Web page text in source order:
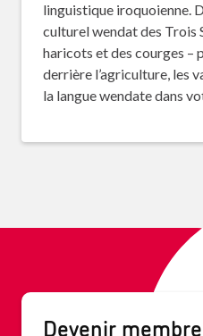
linguistique iroquoienne.
culturel wendat des Trois
haricots et des courges –
derrière l’agriculture, les
la langue wendate dans
Devenir membre